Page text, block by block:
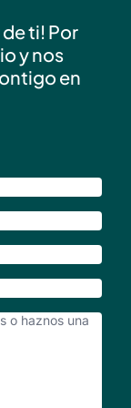
ti! Por
y nos
en